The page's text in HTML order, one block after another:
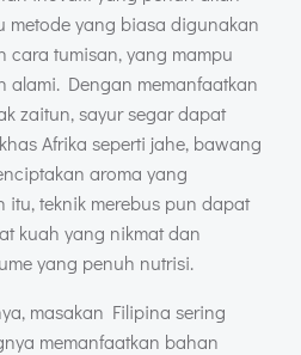
metode yang biasa digunakan
tumisan, yang mampu
alami. Dengan memanfaatkan
zaitun, sayur segar dapat
Afrika seperti jahe, bawang
aroma yang
itu, teknik merebus pun dapat
kuah yang nikmat dan
yang penuh nutrisi.
masakan Filipina sering
memanfaatkan bahan